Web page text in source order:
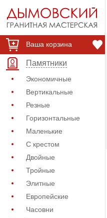
Ваша корзина
Памятники
Экономичные
Вертикальные
Резные
Горизонтальные
Маленькие
С крестом
Двойные
Тройные
Элитные
Европейские
Часовни